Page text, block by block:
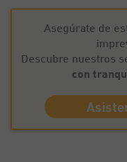
Asegúrate de
Descubre nuestros
con